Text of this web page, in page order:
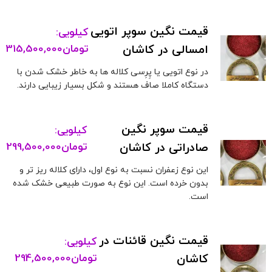
قیمت نگین سوپر اتویی
امسالی در کاشان
کیلویی:
تومان315,500,000
در نوع اتویی یا پِرِسی کلاله ها به خاطر خشک شدن با
دستگاه کاملا صاف هستند و شکل بسیار زیبایی دارند.
قیمت سوپر نگین
صادراتی در کاشان
کیلویی:
تومان299,500,000
این نوع زعفران نسبت به نوع اول، دارای کلاله ریز تر و
بدون خرده است. این نوع به صورت طبیعی خشک شده
است.
قیمت نگین قائنات در
کاشان
کیلویی:
تومان294,500,000